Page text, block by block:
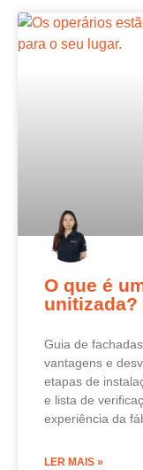
O que é
unitizada?
Guia de
vantagens e
etapas de
e lista de
experiência da
LER MAIS »